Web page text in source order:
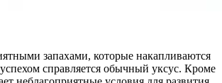
запахами, которые накапливаются
справляется обычный уксус. Кроме